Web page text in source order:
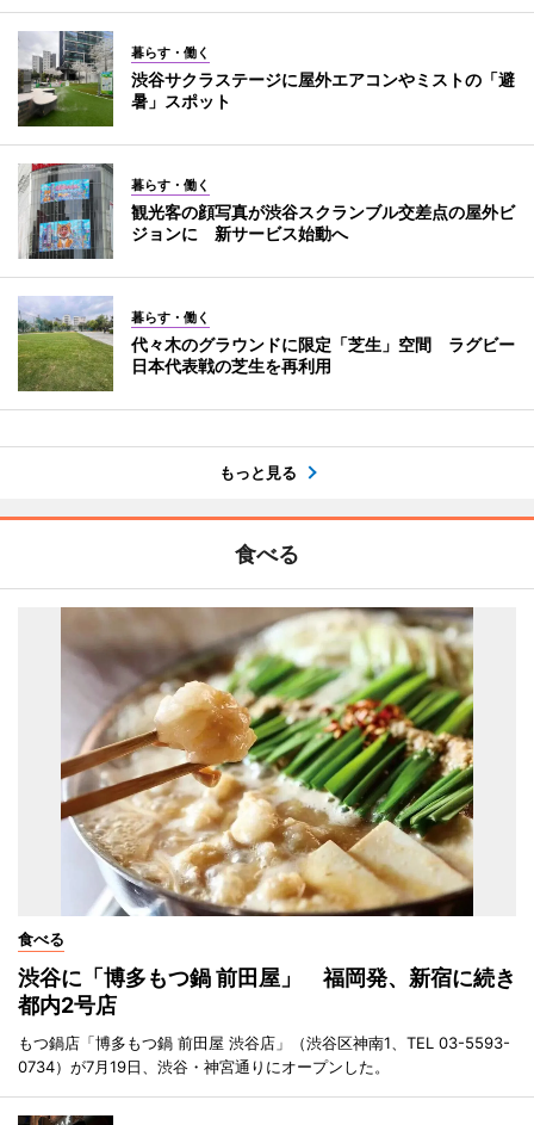
暮らす・働く
渋谷サクラステージに屋外エアコンやミストの「避
暑」スポット
暮らす・働く
観光客の顔写真が渋谷スクランブル交差点の屋外ビ
ジョンに 新サービス始動へ
暮らす・働く
代々木のグラウンドに限定「芝生」空間 ラグビー
日本代表戦の芝生を再利用
もっと見る
食べる
食べる
渋谷に「博多もつ鍋 前田屋」 福岡発、新宿に続き
都内2号店
もつ鍋店「博多もつ鍋 前田屋 渋谷店」（渋谷区神南1、TEL 03-5593-
0734）が7月19日、渋谷・神宮通りにオープンした。